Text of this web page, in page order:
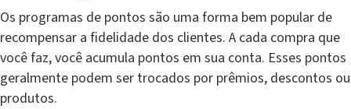
Os programas de pontos são uma forma bem popular de
recompensar a fidelidade dos clientes. A cada compra que
você faz, você acumula pontos em sua conta. Esses pontos
geralmente podem ser trocados por prêmios, descontos ou
produtos.